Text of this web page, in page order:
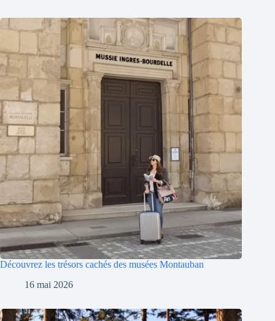
Découvrez les trésors cachés des musées Montauban
16 mai 2026